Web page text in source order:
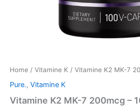
Home / Vitamine K / Vitamine K2 MK-7
Pure., Vitamine K
Vitamine K2 MK-7 200mcg –